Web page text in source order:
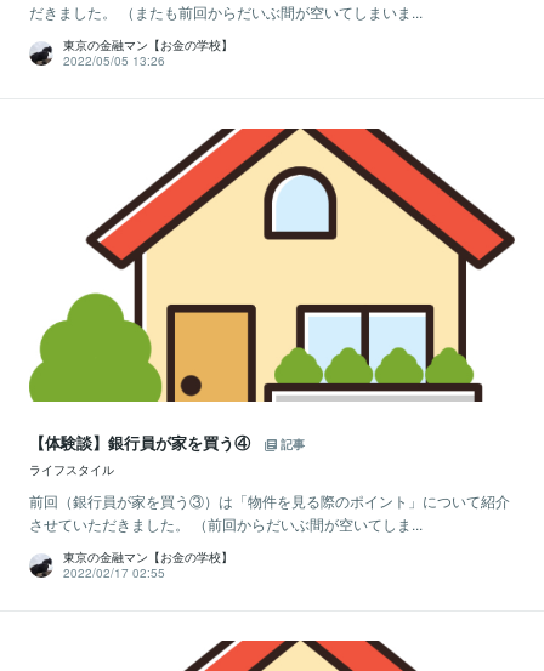
だきました。 （またも前回からだいぶ間が空いてしまいま...
東京の金融マン【お金の学校】
2022/05/05 13:26
【体験談】銀行員が家を買う④
記事
ライフスタイル
前回（銀行員が家を買う③）は「物件を見る際のポイント」について紹介
させていただきました。 （前回からだいぶ間が空いてしま...
東京の金融マン【お金の学校】
2022/02/17 02:55